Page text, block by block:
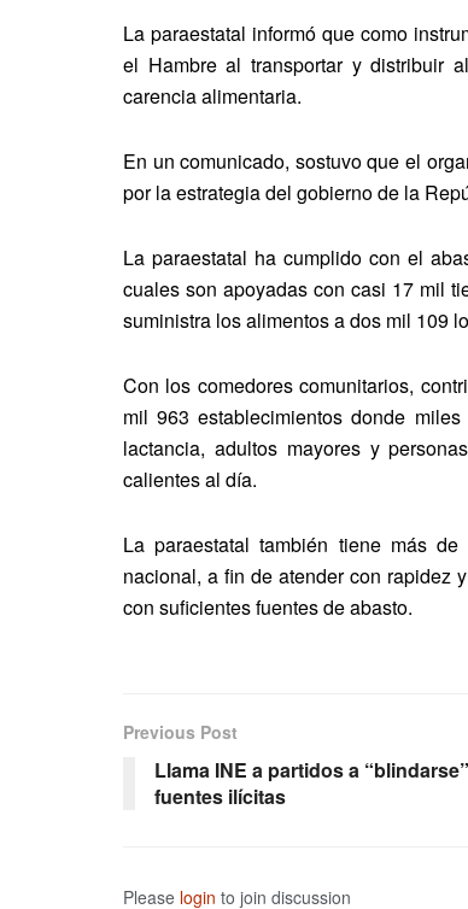
La paraestatal informó que como
el Hambre al transportar y distribuir
carencia alimentaria.
En un comunicado, sostuvo que el
por la estrategia del gobierno de la
La paraestatal ha cumplido con el
cuales son apoyadas con casi 17 mil
suministra los alimentos a dos mil 109
Con los comedores comunitarios,
mil 963 establecimientos donde
lactancia, adultos mayores y
calientes al día.
La paraestatal también tiene más
nacional, a fin de atender con rapidez
con suficientes fuentes de abasto.
Previous Post
Llama INE a partidos a
fuentes ilícitas
Please login to join discussion